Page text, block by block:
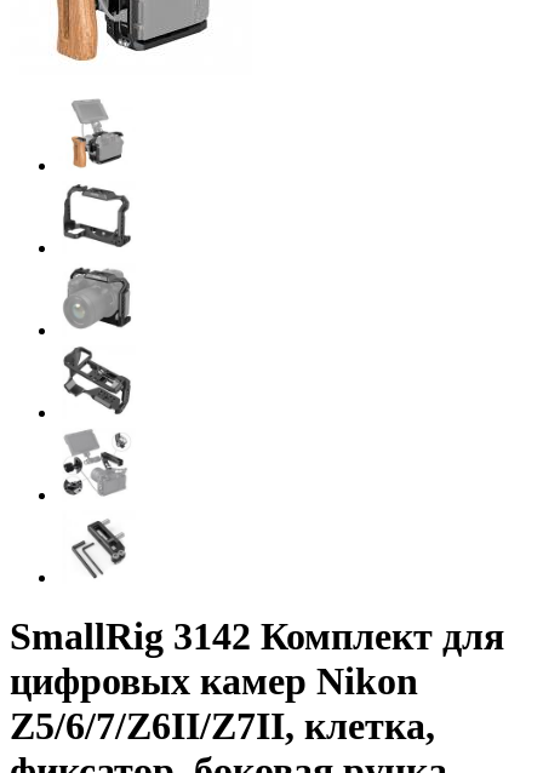
SmallRig 3142 Комплект для
цифровых камер Nikon
Z5/6/7/Z6II/Z7II, клетка,